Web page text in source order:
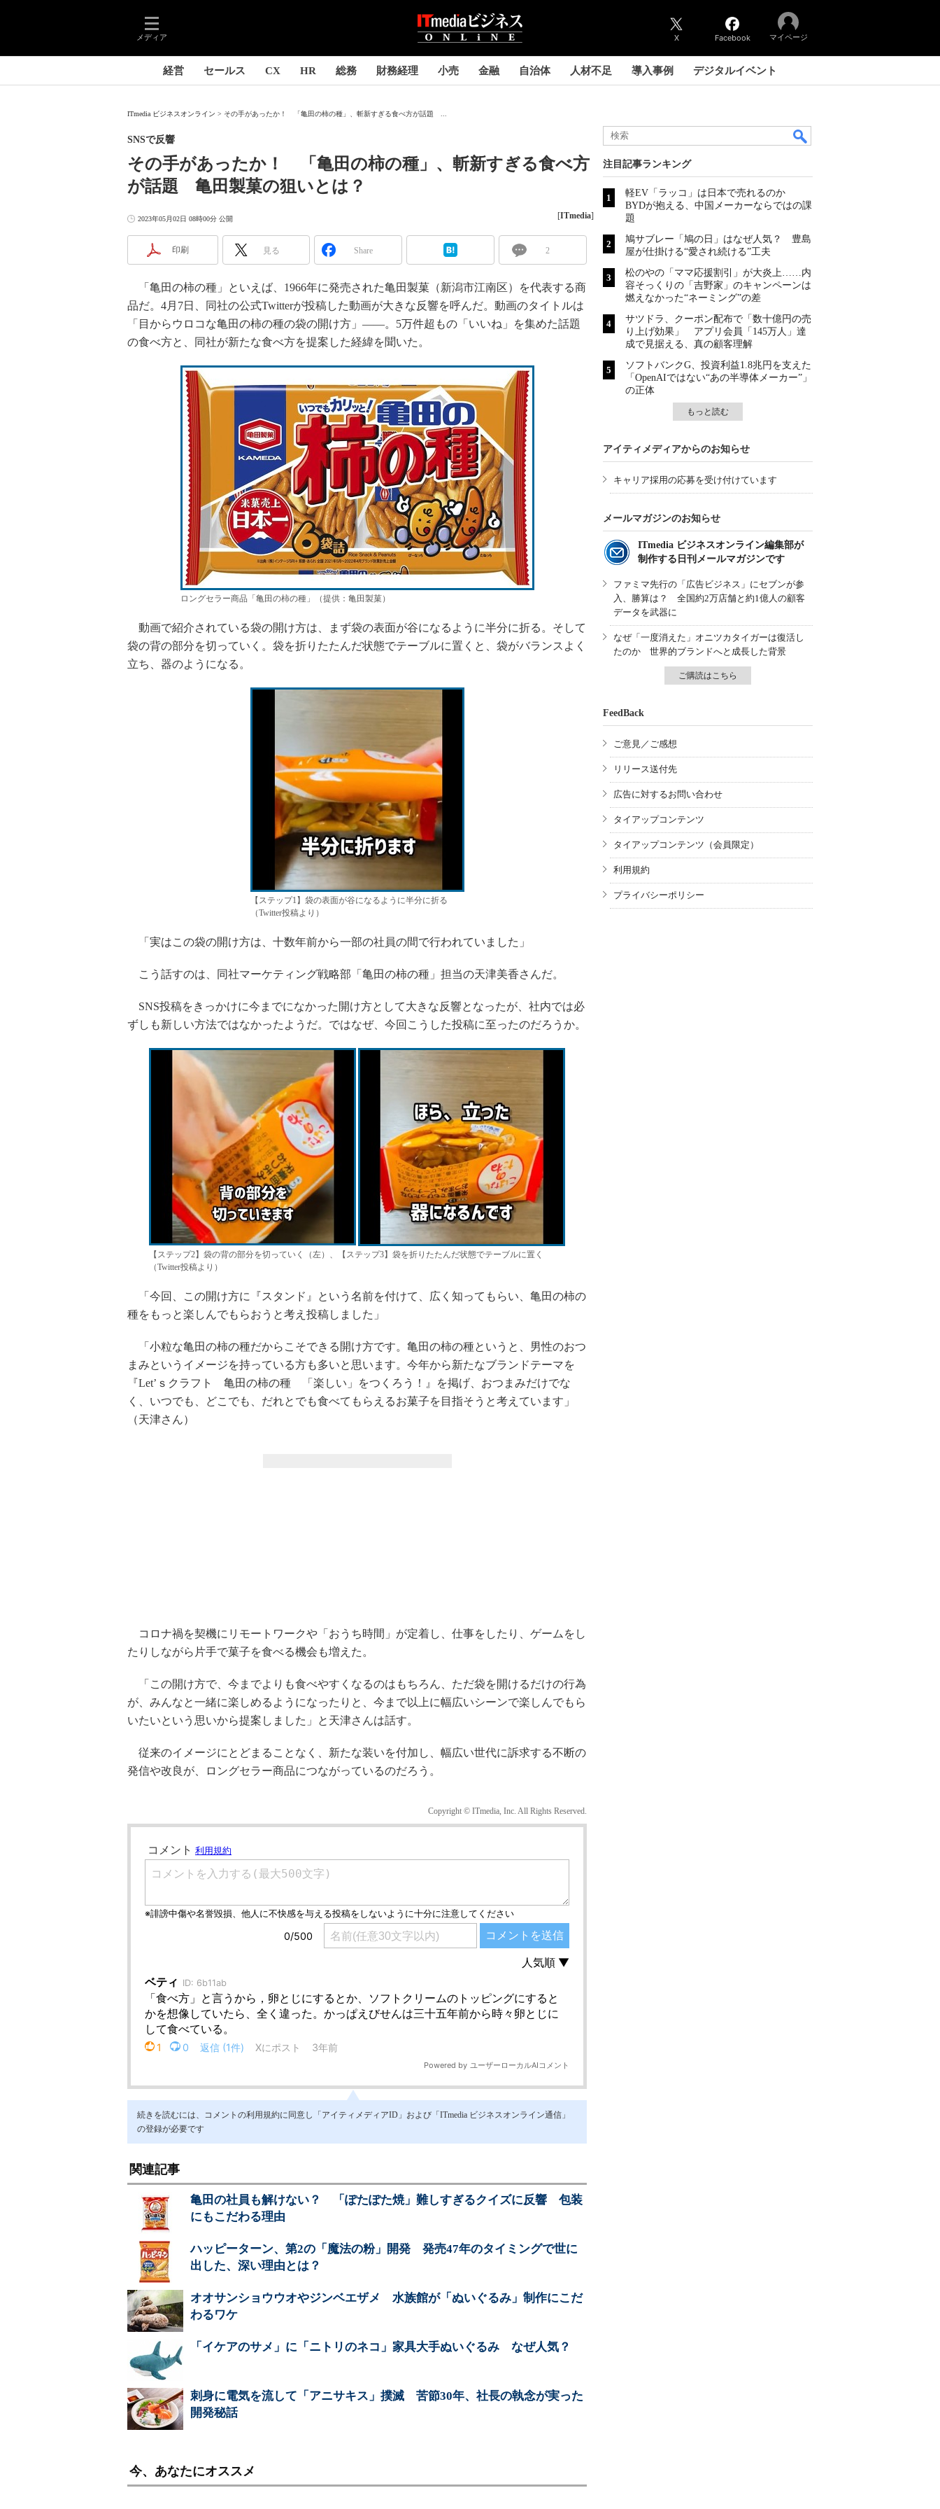
メディア X Facebook マイページ
経営 セールス CX HR 総務 財務経理 小売 金融 自治体 人材不足 導入事例 デジタルイベント
ITmedia ビジネスオンライン その手があったか！ 「亀田の柿の種」、斬新すぎる食べ方が話題 ...
その手があったか！ 「亀田の柿の種」、斬新すぎる食べ方
が話題 亀田製菓の狙いとは？
SNSで反響
2023年05月02日 08時00分 公開 [ITmedia]
印刷 見る Share 2
「亀田の柿の種」といえば、1966年に発売された亀田製菓（新潟市江南区）を代表する商
品だ。4月7日、同社の公式Twitterが投稿した動画が大きな反響を呼んだ。動画のタイトルは
「目からウロコな亀田の柿の種の袋の開け方」――。5万件超もの「いいね」を集めた話題
の食べ方と、同社が新たな食べ方を提案した経緯を聞いた。
ロングセラー商品「亀田の柿の種」（提供：亀田製菓）
動画で紹介されている袋の開け方は、まず袋の表面が谷になるように半分に折る。そして
袋の背の部分を切っていく。袋を折りたたんだ状態でテーブルに置くと、袋がバランスよく
立ち、器のようになる。
【ステップ1】袋の表面が谷になるように半分に折る
（Twitter投稿より）
「実はこの袋の開け方は、十数年前から一部の社員の間で行われていました」
こう話すのは、同社マーケティング戦略部「亀田の柿の種」担当の天津美香さんだ。
SNS投稿をきっかけに今までになかった開け方として大きな反響となったが、社内では必
ずしも新しい方法ではなかったようだ。ではなぜ、今回こうした投稿に至ったのだろうか。
【ステップ2】袋の背の部分を切っていく（左）、【ステップ3】袋を折りたたんだ状態でテーブルに置く
（Twitter投稿より）
「今回、この開け方に『スタンド』という名前を付けて、広く知ってもらい、亀田の柿の
種をもっと楽しんでもらおうと考え投稿しました」
「小粒な亀田の柿の種だからこそできる開け方です。亀田の柿の種というと、男性のおつ
まみというイメージを持っている方も多いと思います。今年から新たなブランドテーマを
『Let’ｓクラフト 亀田の柿の種 「楽しい」をつくろう！』を掲げ、おつまみだけでな
く、いつでも、どこでも、だれとでも食べてもらえるお菓子を目指そうと考えています」
（天津さん）
コロナ禍を契機にリモートワークや「おうち時間」が定着し、仕事をしたり、ゲームをし
たりしながら片手で菓子を食べる機会も増えた。
「この開け方で、今までよりも食べやすくなるのはもちろん、ただ袋を開けるだけの行為
が、みんなと一緒に楽しめるようになったりと、今まで以上に幅広いシーンで楽しんでもら
いたいという思いから提案しました」と天津さんは話す。
従来のイメージにとどまることなく、新たな装いを付加し、幅広い世代に訴求する不断の
発信や改良が、ロングセラー商品につながっているのだろう。
Copyright © ITmedia, Inc. All Rights Reserved.
続きを読むには、コメントの利用規約に同意し「アイティメディアID」および「ITmedia ビジネスオンライン通信」
の登録が必要です
関連記事
亀田の社員も解けない？ 「ぽたぽた焼」難しすぎるクイズに反響 包装
にもこだわる理由
ハッピーターン、第2の「魔法の粉」開発 発売47年のタイミングで世に
出した、深い理由とは？
オオサンショウウオやジンベエザメ 水族館が「ぬいぐるみ」制作にこだ
わるワケ
「イケアのサメ」に「ニトリのネコ」家具大手ぬいぐるみ なぜ人気？
刺身に電気を流して「アニサキス」撲滅 苦節30年、社長の執念が実った
開発秘話
今、あなたにオススメ
注目記事ランキング
軽EV「ラッコ」は日本で売れるのか
BYDが抱える、中国メーカーならではの課
題
鳩サブレー「鳩の日」はなぜ人気？ 豊島
屋が仕掛ける“愛され続ける”工夫
松のやの「ママ応援割引」が大炎上……内
容そっくりの「吉野家」のキャンペーンは
燃えなかった“ネーミング”の差
サツドラ、クーポン配布で「数十億円の売
り上げ効果」 アプリ会員「145万人」達
成で見据える、真の顧客理解
ソフトバンクG、投資利益1.8兆円を支えた
「OpenAIではない“あの半導体メーカー”」
の正体
もっと読む
アイティメディアからのお知らせ
キャリア採用の応募を受け付けています
メールマガジンのお知らせ
ITmedia ビジネスオンライン編集部が
制作する日刊メールマガジンです
ファミマ先行の「広告ビジネス」にセブンが参
入、勝算は？ 全国約2万店舗と約1億人の顧客
データを武器に
なぜ「一度消えた」オニツカタイガーは復活し
たのか 世界的ブランドへと成長した背景
ご購読はこちら
FeedBack
ご意見／ご感想
リリース送付先
広告に対するお問い合わせ
タイアップコンテンツ
タイアップコンテンツ（会員限定）
利用規約
プライバシーポリシー